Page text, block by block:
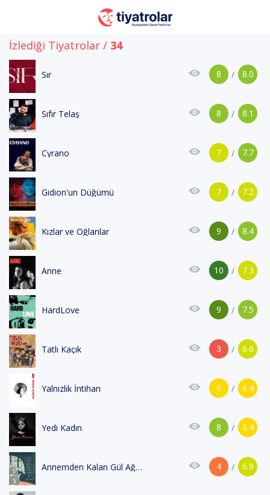
İzlediği Tiyatrolar / 34
8.0
/
8
Sır
8.1
/
8
Sıfır Telaş
7.7
/
7
Cyrano
7.2
/
7
Gidion'un Düğümü
8.4
/
9
Kızlar ve Oğlanlar
7.3
/
10
Anne
7.5
/
9
HardLove
6.6
/
3
Tatlı Kaçık
6.4
/
6
Yalnızlık İntiharı
6.4
/
8
Yedi Kadın
6.9
/
4
Annemden Kalan Gül Ağacı Masanın Üzerinde Çaydanlık